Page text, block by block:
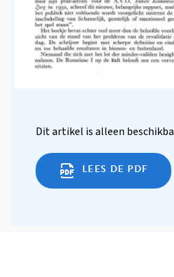
Dit artikel is alleen
LEES DE PDF